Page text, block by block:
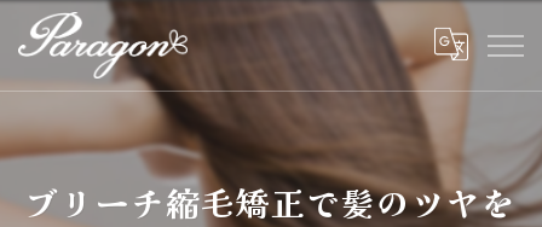
ブリーチ縮毛矯正で髪のツヤを